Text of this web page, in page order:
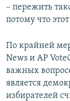
– пережить
потому что
По крайней
News и AP
важных
является
избирателей